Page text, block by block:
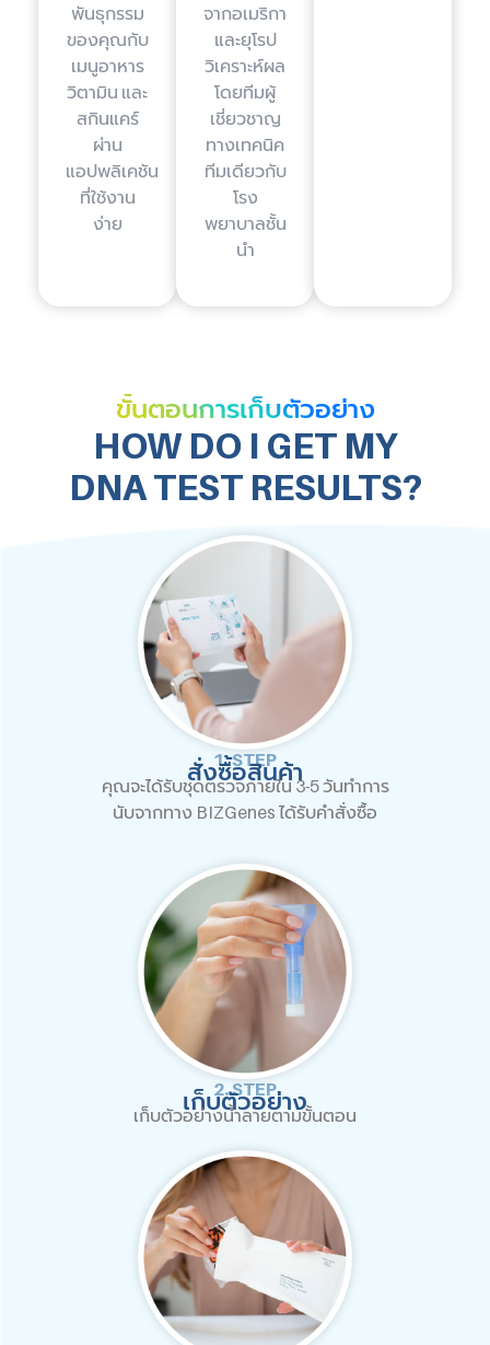
พันธุกรรม
ของคุณกับ
เมนูอาหาร
วิตามิน และ
สกินแคร์
ผ่าน
แอปพลิเคชัน
ที่ใช้งาน
ง่าย
จากอเมริกา
และยุโรป
วิเคราะห์ผล
โดยทีมผู้
เชี่ยวชาญ
ทางเทคนิค
ทีมเดียวกับ
โรง
พยาบาลชั้น
นำ
ขั้นตอนการเก็บตัวอย่าง
HOW DO I GET MY
DNA TEST RESULTS?
1. STEP
สั่งซื้อสินค้า
คุณจะได้รับชุดตรวจภายใน 3-5 วันทำการ
นับจากทาง BIZGenes ได้รับคำสั่งซื้อ
2. STEP
เก็บตัวอย่าง
เก็บตัวอย่างน้ำลายตามขั้นตอน